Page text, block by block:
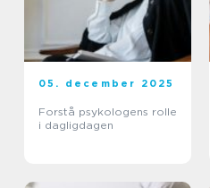
05. december 2025
Forstå psykologens rolle
i dagligdagen